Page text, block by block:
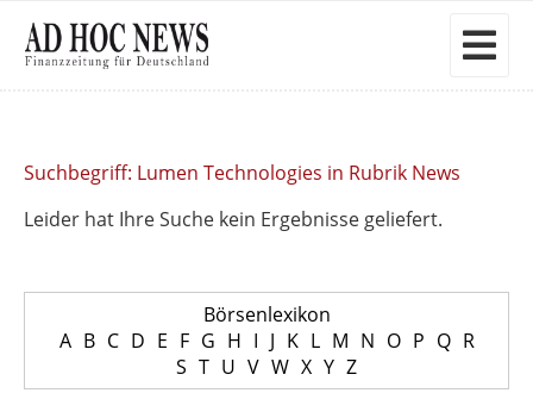
Suchbegriff: Lumen Technologies in Rubrik News
Leider hat Ihre Suche kein Ergebnisse geliefert.
Börsenlexikon
A B C D E F G H I J K L M N O P Q R
S T U V W X Y Z